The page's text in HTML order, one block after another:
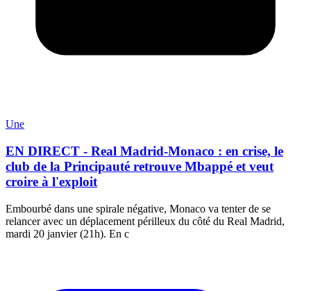
Une
EN DIRECT - Real Madrid-Monaco : en crise, le
club de la Principauté retrouve Mbappé et veut
croire à l'exploit
Embourbé dans une spirale négative, Monaco va tenter de se
relancer avec un déplacement périlleux du côté du Real Madrid,
mardi 20 janvier (21h). En c